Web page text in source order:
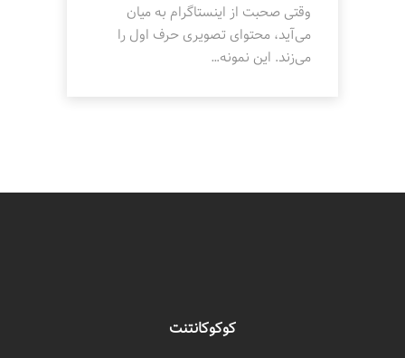
وقتی صحبت از اینستاگرام به میان
می‌آید، محتوای تصویری حرف اول را
می‌زند. این نمونه…
کوکوکانتنت